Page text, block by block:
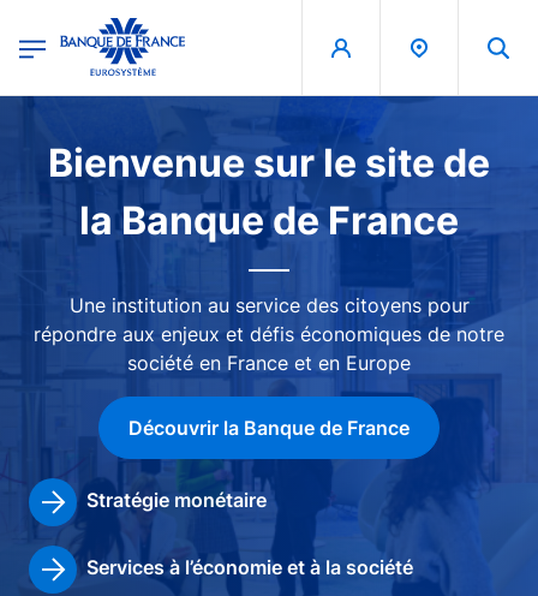
Banque de France - Menu Principal
Bienvenue sur le site de
la Banque de France
Une institution au service des citoyens pour
répondre aux enjeux et défis économiques de notre
société en France et en Europe
Découvrir la Banque de France
Stratégie monétaire
Services à l’économie et à la société